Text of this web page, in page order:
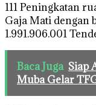
111 Peningkatan
Gaja Mati dengan
1.991.906.001
Baca Juga Siap
Muba Gelar